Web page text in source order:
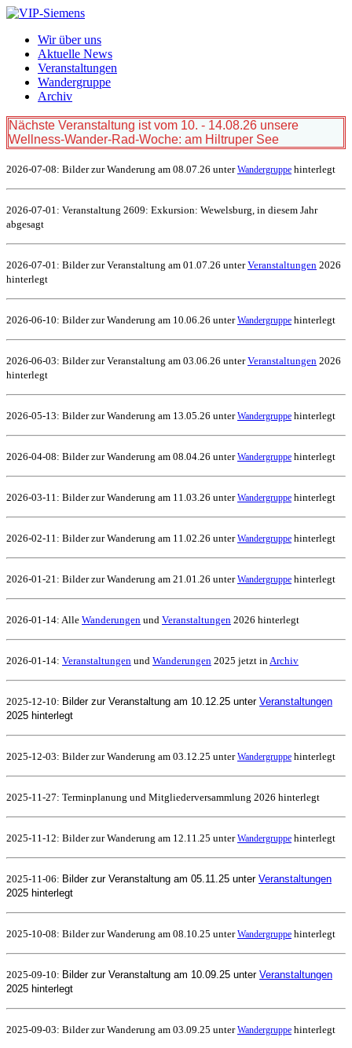
Wir über uns
Aktuelle News
Veranstaltungen
Wandergruppe
Archiv
Nächste Veranstaltung ist vom 10. - 14.08.26 unsere
Wellness-Wander-Rad-Woche: am Hiltruper See
2026-07-08: Bilder zur Wanderung am 08.07.26 unterWandergruppe hinterlegt
2026-07-01: Veranstaltung 2609: Exkursion: Wewelsburg, in diesem Jahr
abgesagt
2026-07-01: Bilder zur Veranstaltung am 01.07.26 unterVeranstaltungen 2026
hinterlegt
2026-06-10: Bilder zur Wanderung am 10.06.26 unterWandergruppe hinterlegt
2026-06-03: Bilder zur Veranstaltung am 03.06.26 unterVeranstaltungen 2026
hinterlegt
2026-05-13: Bilder zur Wanderung am 13.05.26 unterWandergruppe hinterlegt
2026-04-08: Bilder zur Wanderung am 08.04.26 unterWandergruppe hinterlegt
2026-03-11: Bilder zur Wanderung am 11.03.26 unterWandergruppe hinterlegt
2026-02-11: Bilder zur Wanderung am 11.02.26 unterWandergruppe hinterlegt
2026-01-21: Bilder zur Wanderung am 21.01.26 unterWandergruppe hinterlegt
2026-01-14: Alle Wanderungen und Veranstaltungen 2026 hinterlegt
2026-01-14: Veranstaltungen und Wanderungen 2025 jetzt inArchiv
2025-12-10: Bilder zur Veranstaltung am 10.12.25 unter Veranstaltungen
2025 hinterlegt
2025-12-03: Bilder zur Wanderung am 03.12.25 unterWandergruppe hinterlegt
2025-11-27: Terminplanung und Mitgliederversammlung 2026 hinterlegt
2025-11-12: Bilder zur Wanderung am 12.11.25 unterWandergruppe hinterlegt
2025-11-06: Bilder zur Veranstaltung am 05.11.25 unter Veranstaltungen
2025 hinterlegt
2025-10-08: Bilder zur Wanderung am 08.10.25 unterWandergruppe hinterlegt
2025-09-10: Bilder zur Veranstaltung am 10.09.25 unter Veranstaltungen
2025 hinterlegt
2025-09-03: Bilder zur Wanderung am 03.09.25 unterWandergruppe hinterlegt